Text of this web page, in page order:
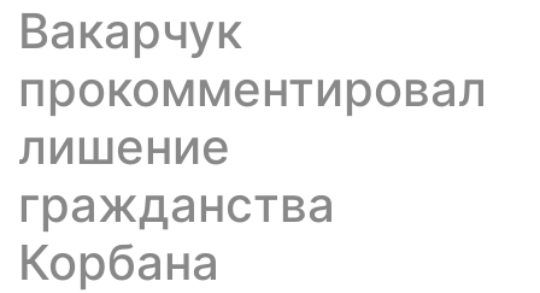
Вакарчук
прокомментировал
лишение
гражданства
Корбана